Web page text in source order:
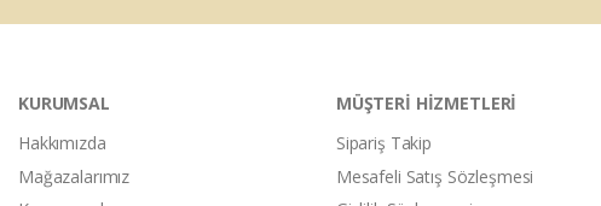
KURUMSAL
Hakkımızda
Mağazalarımız
MÜŞTERİ HİZMETLERİ
Sipariş Takip
Mesafeli Satış Sözleşmesi